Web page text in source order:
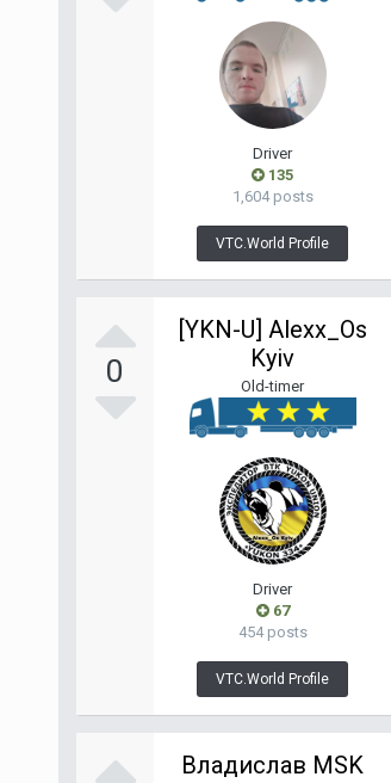
Driver
135
1,604 posts
VTC.World Profile
0
[YKN-U] Alexx_Os
Kyiv
Old-timer
Driver
67
454 posts
VTC.World Profile
Владислав MSK